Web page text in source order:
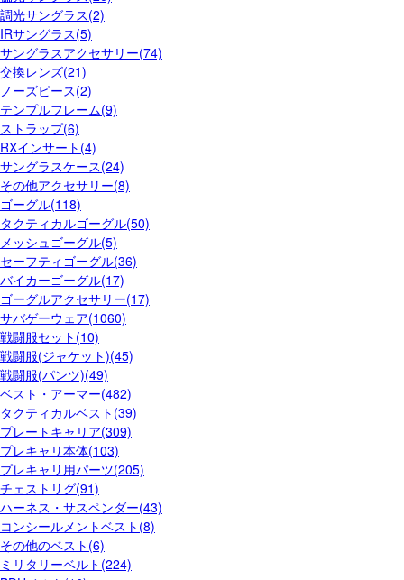
調光サングラス(2)
IRサングラス(5)
サングラスアクセサリー(74)
交換レンズ(21)
ノーズピース(2)
テンプルフレーム(9)
ストラップ(6)
RXインサート(4)
サングラスケース(24)
その他アクセサリー(8)
ゴーグル(118)
タクティカルゴーグル(50)
メッシュゴーグル(5)
セーフティゴーグル(36)
バイカーゴーグル(17)
ゴーグルアクセサリー(17)
サバゲーウェア(1060)
戦闘服セット(10)
戦闘服(ジャケット)(45)
戦闘服(パンツ)(49)
ベスト・アーマー(482)
タクティカルベスト(39)
プレートキャリア(309)
プレキャリ本体(103)
プレキャリ用パーツ(205)
チェストリグ(91)
ハーネス・サスペンダー(43)
コンシールメントベスト(8)
その他のベスト(6)
ミリタリーベルト(224)